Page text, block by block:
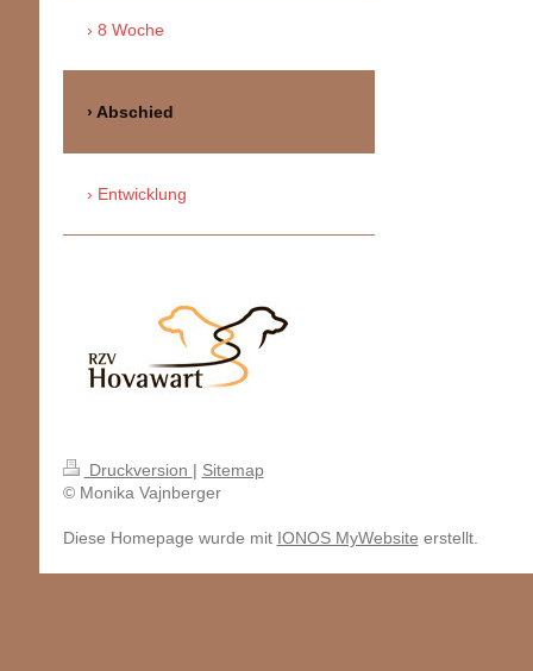
8 Woche
Abschied
Entwicklung
Druckversion | Sitemap
© Monika Vajnberger
Diese Homepage wurde mit IONOS MyWebsite erstellt.